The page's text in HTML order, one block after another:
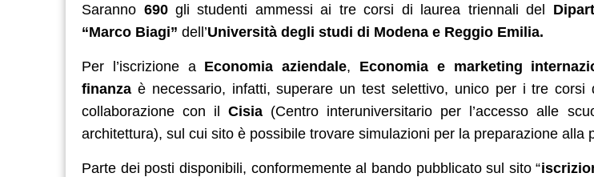
Saranno 690gli studenti ammessi ai tre corsi di laurea triennali del
“Marco Biagi” dell’Università degli studi di Modena e Reggio Emilia.
Per l’iscrizione a Economia aziendale, Economia e marketing
finanza è necessario, infatti, superare un test selettivo, unico per i tre corsi
collaborazione con ilCisia (Centro interuniversitario per l’accesso alle
architettura), sul cui sito è possibile trovare simulazioni per la preparazione alla
Parte dei posti disponibili, conformemente al bando pubblicato sul sito “